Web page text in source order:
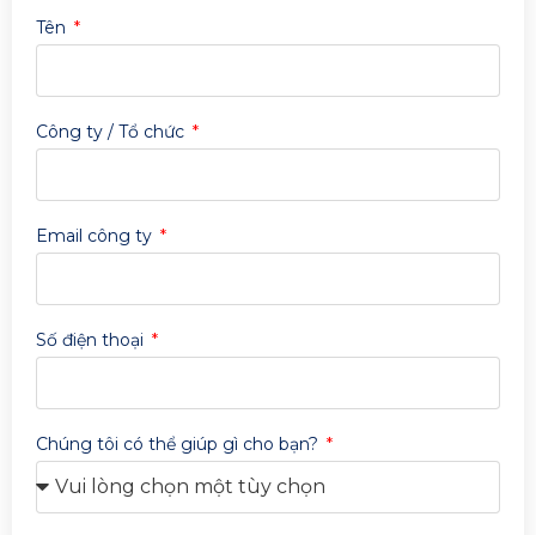
Tên
Công ty / Tổ chức
Email công ty
Số điện thoại
Chúng tôi có thể giúp gì cho bạn?